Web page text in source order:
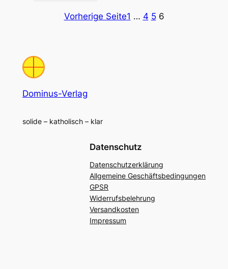
Vorherige Seite1 … 4 5 6
Dominus-Verlag
solide – katholisch – klar
Datenschutz
Datenschutzerklärung
Allgemeine Geschäftsbedingungen
GPSR
Widerrufsbelehrung
Versandkosten
Impressum